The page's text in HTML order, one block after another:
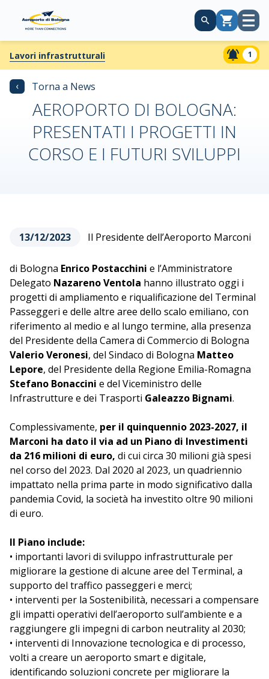
CarrelloApri
Lavori infrastrutturali 1
‹ Torna a News
AEROPORTO DI BOLOGNA:
PRESENTATI I PROGETTI IN
CORSO E I FUTURI SVILUPPI
13/12/2023 Il Presidente dell’Aeroporto Marconi
di Bologna Enrico Postacchini e l’Amministratore
Delegato Nazareno Ventola hanno illustrato oggi i
progetti di ampliamento e riqualificazione del Terminal
Passeggeri e delle altre aree dello scalo emiliano, con
riferimento al medio e al lungo termine, alla presenza
del Presidente della Camera di Commercio di Bologna
Valerio Veronesi, del Sindaco di Bologna Matteo
Lepore, del Presidente della Regione Emilia-Romagna
Stefano Bonaccini e del Viceministro delle
Infrastrutture e dei Trasporti Galeazzo Bignami.
Complessivamente, per il quinquennio 2023-2027, il
Marconi ha dato il via ad un Piano di Investimenti
da 216 milioni di euro, di cui circa 30 milioni già spesi
nel corso del 2023. Dal 2020 al 2023, un quadriennio
impattato nella prima parte in modo significativo dalla
pandemia Covid, la società ha investito oltre 90 milioni
di euro.
Il Piano include:
• importanti lavori di sviluppo infrastrutturale per
migliorare la gestione di alcune aree del Terminal, a
supporto del traffico passeggeri e merci;
• interventi per la Sostenibilità, necessari a compensare
gli impatti operativi dell’aeroporto sull’ambiente e a
raggiungere gli impegni di carbon neutrality al 2030;
• interventi di Innovazione tecnologica e di processo,
volti a creare un aeroporto smart e digitale,
identificando soluzioni concrete per migliorare la